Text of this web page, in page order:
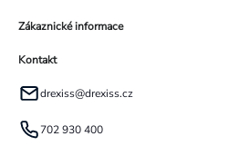
Zákaznické informace
Kontakt
drexiss@drexiss.cz
702 930 400